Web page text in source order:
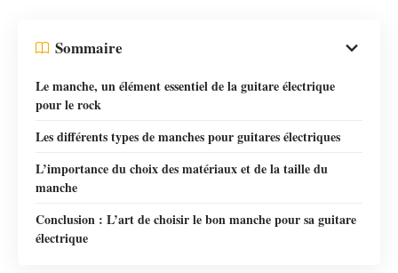
Sommaire
Le manche, un élément essentiel de la guitare électrique
pour le rock
Les différents types de manches pour guitares électriques
L’importance du choix des matériaux et de la taille du
manche
Conclusion : L’art de choisir le bon manche pour sa guitare
électrique